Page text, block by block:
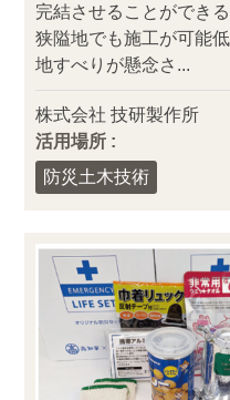
完結させることができ
狭隘地でも施工が可能
地すべりが懸念さ...
株式会社 技研製作所
活用場所 :
防災土木技術